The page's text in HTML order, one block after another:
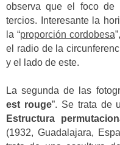
observa que el foco
tercios. Interesante la
la “proporción cordobesa
el radio de la
y el lado de este.
La segunda de las
est rouge”. Se trata de
Estructura
(1932, Guadalajara,